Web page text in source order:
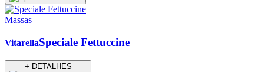
Massas
VitarellaSpeciale Fettuccine
+ DETALHES